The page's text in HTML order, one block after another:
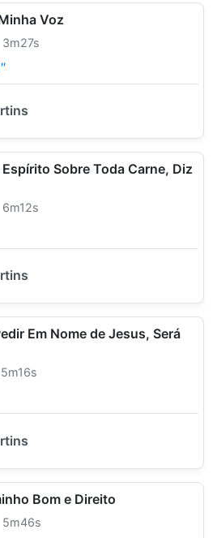
Voz
3m27s
Sobre Toda Carne, Diz
6m12s
Em Nome de Jesus, Será
5m16s
Bom e Direito
5m46s